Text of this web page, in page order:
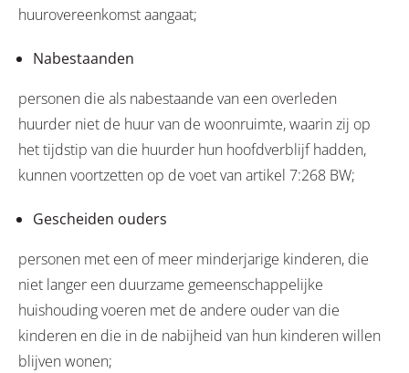
huurovereenkomst aangaat;
Nabestaanden
personen die als nabestaande van een overleden
huurder niet de huur van de woonruimte, waarin zij op
het tijdstip van die huurder hun hoofdverblijf hadden,
kunnen voortzetten op de voet van artikel 7:268 BW;
Gescheiden ouders
personen met een of meer minderjarige kinderen, die
niet langer een duurzame gemeenschappelijke
huishouding voeren met de andere ouder van die
kinderen en die in de nabijheid van hun kinderen willen
blijven wonen;